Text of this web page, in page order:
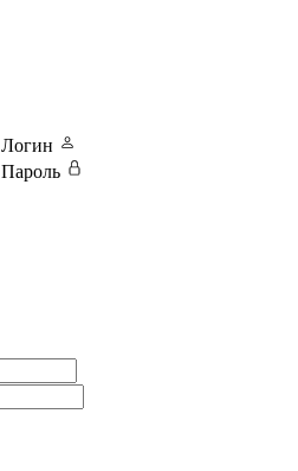
Логин
Пароль